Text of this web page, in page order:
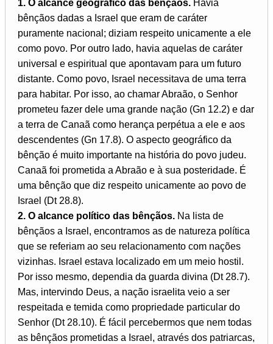
1. O alcance geográfico das bênçãos. Havia
bênçãos dadas a Israel que eram de caráter
puramente nacional; diziam respeito unicamente a ele
como povo. Por outro lado, havia aquelas de caráter
universal e espiritual que apontavam para um futuro
distante. Como povo, Israel necessitava de uma terra
para habitar. Por isso, ao chamar Abraão, o Senhor
prometeu fazer dele uma grande nação (Gn 12.2) e dar
a terra de Canaã como herança perpétua a ele e aos
descendentes (Gn 17.8). O aspecto geográfico da
bênção é muito importante na história do povo judeu.
Canaã foi prometida a Abraão e à sua posteridade. É
uma bênção que diz respeito unicamente ao povo de
Israel (Dt 28.8).
2. O alcance político das bênçãos. Na lista de
bênçãos a Israel, encontramos as de natureza política
que se referiam ao seu relacionamento com nações
vizinhas. Israel estava localizado em um meio hostil.
Por isso mesmo, dependia da guarda divina (Dt 28.7).
Mas, intervindo Deus, a nação israelita veio a ser
respeitada e temida como propriedade particular do
Senhor (Dt 28.10). É fácil percebermos que nem todas
as bênçãos prometidas a Israel, através dos patriarcas,